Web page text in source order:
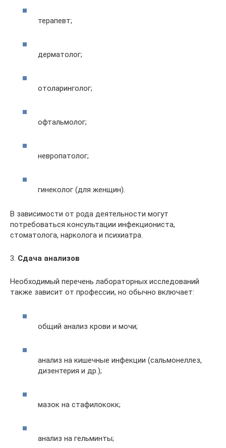
терапевт;
дерматолог;
отоларинголог;
офтальмолог;
невропатолог;
гинеколог (для женщин).
В зависимости от рода деятельности могут
потребоваться консультации инфекциониста,
стоматолога, нарколога и психиатра.
3. Сдача анализов
Необходимый перечень лабораторных исследований
также зависит от профессии, но обычно включает:
общий анализ крови и мочи;
анализ на кишечные инфекции (сальмонеллез,
дизентерия и др.);
мазок на стафилококк;
анализ на гельминты;